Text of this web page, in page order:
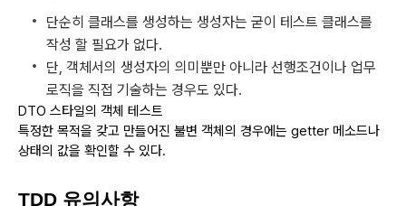
단순히 클래스를 생성하는 생성자는 굳이 테스트 클래스를
작성 할 필요가 없다.
단, 객체서의 생성자의 의미뿐만 아니라 선행조건이나 업무
로직을 직접 기술하는 경우도 있다.
DTO 스타일의 객체 테스트
특정한 목적을 갖고 만들어진 불변 객체의 경우에는 getter 메소드나
상태의 값을 확인할 수 있다.
TDD 유의사항